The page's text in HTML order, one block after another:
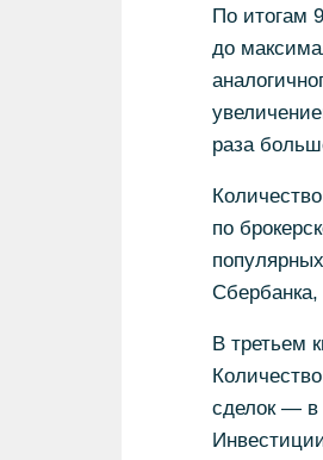
По итогам
до
раза
по
В третьем
сделок — в